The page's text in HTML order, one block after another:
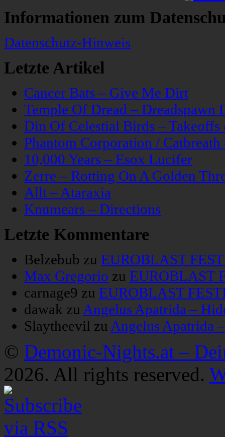
Informationen zum
Datenschutz-Hinweis
Letzte Artikel
Cancer Bats – Give Me Dirt
Temple Of Dread – Dreadspawn
Din Of Celestial Birds –
Phantom Corporation /
10,000 Years – Esox Lucifer
Zerre – Rotting On A Golden
Allt – Ataraxia
Knumears – Directions
Letzte Kommentare
Belzebub zu EUROBLAST
Max Gregorio zu EUROBLAST
carnage9 zu EUROBLAST
dawak zu Angelus Apatrida –
Slaytheevil zu Angelus Apatrida
© Demonic-Nights.at –
2026. All rights reserved.